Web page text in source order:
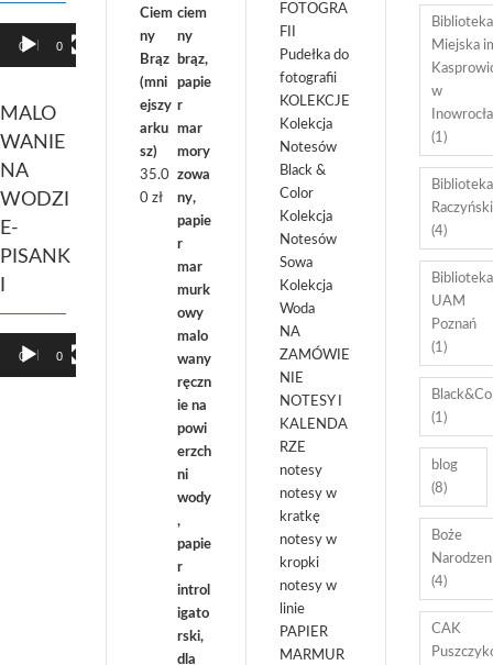
Odtwarzacz
00:00 01:02
MALO
WANIE
NA
WODZI
E-
PISANK
Odtwarzacz
00:00 01:27
Ciem
ny
Brąz
(mni
ejszy
arku
sz)
35.0
0 zł
FOTOGRA
FII
Pudełka do
fotografii
KOLEKCJE
Kolekcja
Notesów
Black &
Color
Kolekcja
Notesów
Sowa
Kolekcja
Woda
NA
ZAMÓWIE
NIE
NOTESY I
KALENDA
RZE
notesy
notesy w
kratkę
notesy w
kropki
notesy w
linie
PAPIER
MARMUR
Biblioteka
Miejska
w
(1)
Biblioteka
(4)
Biblioteka
UAM
Poznań
(1)
(1)
blog
(8)
Boże
(4)
CAK